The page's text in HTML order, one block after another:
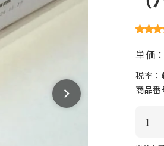
単価
税率：
商品番